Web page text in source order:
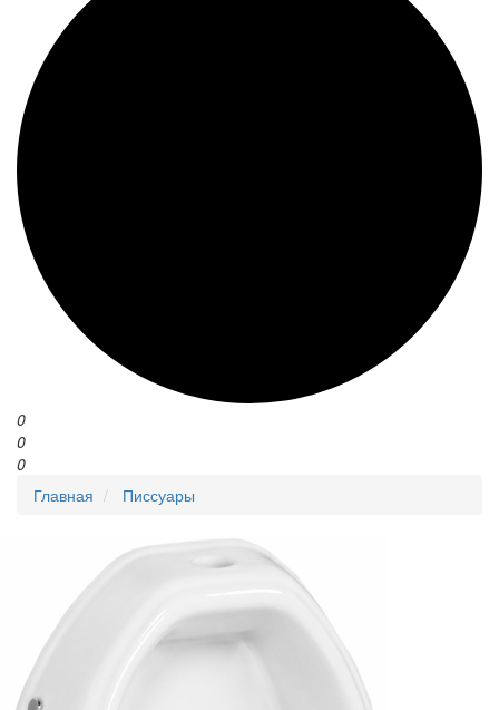
0
0
0
Главная
Писсуары